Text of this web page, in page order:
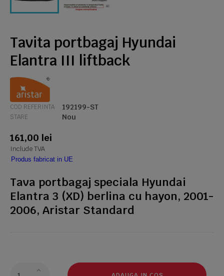
Tavita portbagaj Hyundai
Elantra III liftback
COD REFERINTA 192199-ST
STARE Nou
161,00 lei
Include TVA
Produs fabricat in UE
Tava portbagaj speciala Hyundai
Elantra 3 (XD) berlina cu hayon, 2001-
2006, Aristar Standard